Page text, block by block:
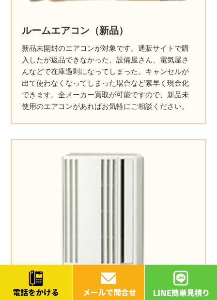
ルームエアコン（新品）
新品未開封のエアコンが対象です。通販サイトで購
入したが返品できなかった、設備屋さん、電気屋さ
んなどで在庫過剰になってしまった。キャンセルが
出て使わなくなってしまった場合など素早く現金化
できます。全メーカー買取が可能ですので、新品未
使用のエアコンがあればお気軽にご相談ください。